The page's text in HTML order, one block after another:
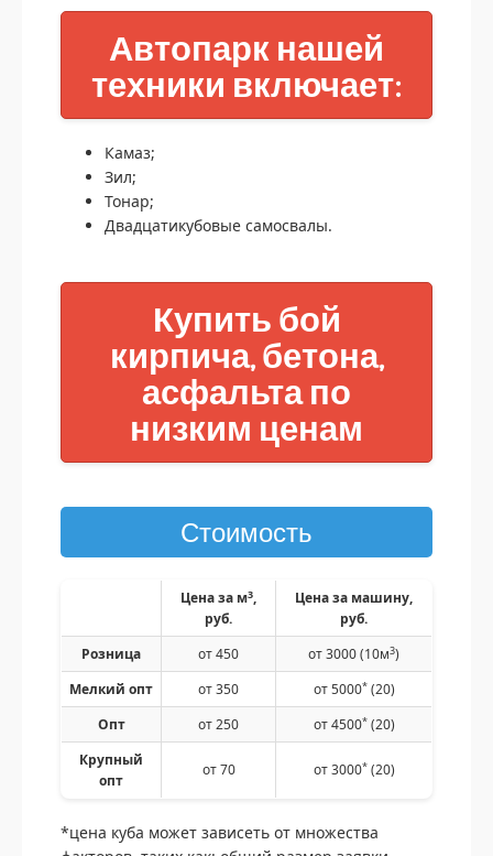
Автопарк нашей
техники включает:
Камаз;
Зил;
Тонар;
Двадцатикубовые самосвалы.
Купить бой
кирпича, бетона,
асфальта по
низким ценам
Стоимость
Цена за м3,
руб.
Цена за машину,
руб.
Розница
от 450 от 3000 (10м3)
Мелкий опт
от 350 от 5000*(20)
Опт
от 250 от 4500*(20)
Крупный
опт
от 70 от 3000*(20)
*цена куба может зависеть от множества